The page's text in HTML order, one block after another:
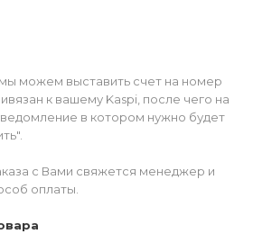
можем выставить счет на номер
к вашему Kaspi, после чего на
в котором нужно будет
с Вами свяжется менеджер и
оплаты.